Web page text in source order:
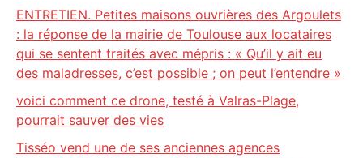
ENTRETIEN. Petites maisons ouvrières des Argoulets
: la réponse de la mairie de Toulouse aux locataires
qui se sentent traités avec mépris : « Qu’il y ait eu
des maladresses, c’est possible ; on peut l’entendre »
voici comment ce drone, testé à Valras-Plage,
pourrait sauver des vies
Tisséo vend une de ses anciennes agences